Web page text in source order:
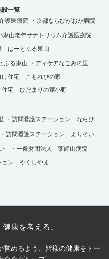
設一覧
護医療院 ・京都ならびがおか病院
東山老年サナトリウム介護医療院
はーとふる東山
ふる東山
・ディケアなごみの里
け住宅 こもれびの家
住宅 ひだまりの家小野
・訪問看護ステーション ならび
・訪問看護ステーション よりそい
・一般財団法人 薬師山病院
ョン やくしやま
康を考える。
営めるよう、皆様の健康をトー